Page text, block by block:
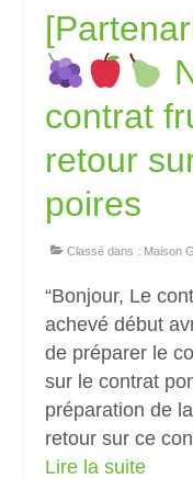
contrat
retour
poires
Classé dans : Maison
“Bonjour, Le
achevé début
de préparer le
sur le contrat
préparation de
retour sur ce
Lire la suite­­